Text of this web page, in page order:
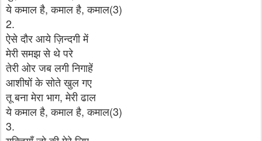
ये कमाल है, कमाल है, कमाल(3)
2.
ऐसे दौर आये ज़िन्दगी में
मेरी समझ से थे परे
तेरी ओर जब लगी निगाहें
आशीषों के सोते खुल गए
तू बना मेरा भाग, मेरी ढाल
ये कमाल है, कमाल है, कमाल(3)
3.